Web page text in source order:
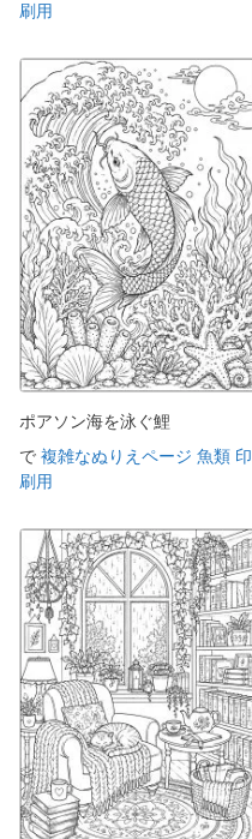
刷用
ポアソン海を泳ぐ鯉
で 複雑なぬりえページ 魚類 印
刷用